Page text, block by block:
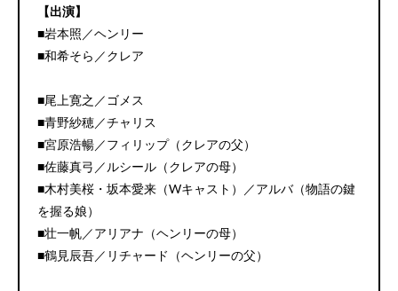
【出演】
■岩本照／ヘンリー
■和希そら／クレア
■尾上寛之／ゴメス
■青野紗穂／チャリス
■宮原浩暢／フィリップ（クレアの父）
■佐藤真弓／ルシール（クレアの母）
■木村美桜・坂本愛来（Wキャスト）／アルバ（物語の鍵
を握る娘）
■壮一帆／アリアナ（ヘンリーの母）
■鶴見辰吾／リチャード（ヘンリーの父）